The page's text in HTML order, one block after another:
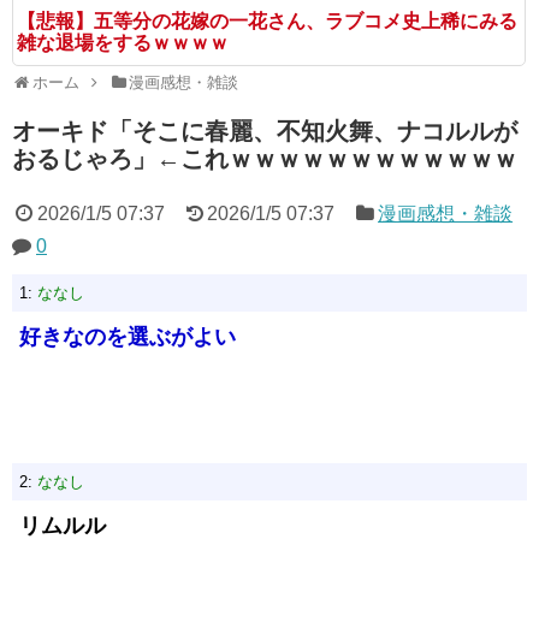
【悲報】五等分の花嫁の一花さん、ラブコメ史上稀にみる
雑な退場をするｗｗｗｗ
ホーム 漫画感想・雑談
オーキド「そこに春麗、不知火舞、ナコルルが
おるじゃろ」←これｗｗｗｗｗｗｗｗｗｗｗｗ
2026/1/5 07:37 2026/1/5 07:37
漫画感想・雑談
0
1: ななし
好きなのを選ぶがよい
2: ななし
リムルル